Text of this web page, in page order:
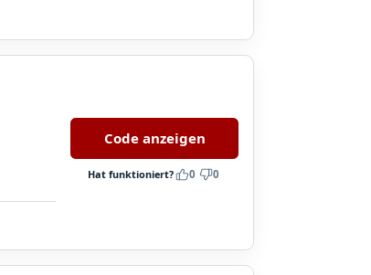
Code anzeigen
Hat funktioniert? 0 0